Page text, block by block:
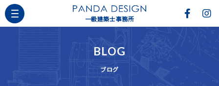
一級建築士事務所
BLOG
ブログ